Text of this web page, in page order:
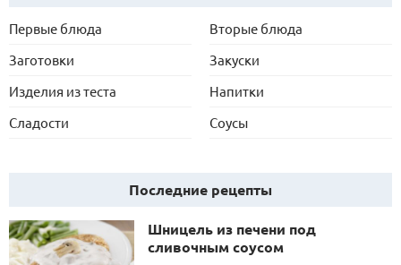
Первые блюда
Вторые блюда
Заготовки
Закуски
Изделия из теста
Напитки
Сладости
Соусы
Последние рецепты
Шницель из печени под
сливочным соусом